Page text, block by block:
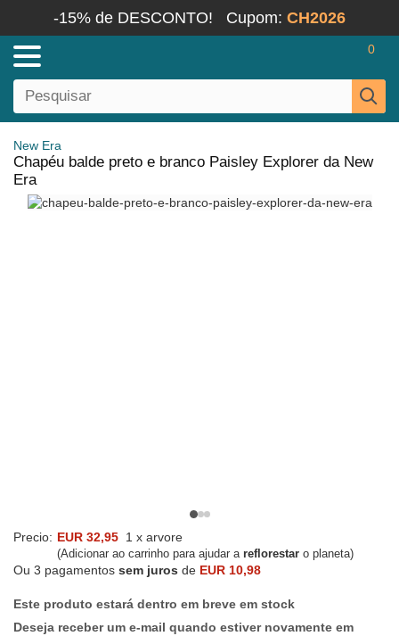
-15% de DESCONTO! Cupom: CH2026
0
New Era
Chapéu balde preto e branco Paisley Explorer da New
Era
Precio: EUR 32,95 1 x arvore
(Adicionar ao carrinho para ajudar a reflorestar o planeta)
Ou 3 pagamentos sem juros de EUR 10,98
Este produto estará dentro em breve em stock
Deseja receber um e-mail quando estiver novamente em